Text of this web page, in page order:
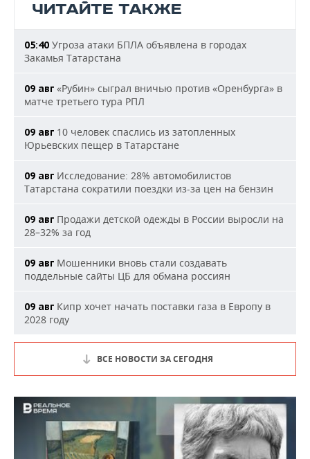
ЧИТАЙТЕ ТАКЖЕ
05:40 Угроза атаки БПЛА объявлена в городах
Закамья Татарстана
09 авг «Рубин» сыграл вничью против «Оренбурга» в
матче третьего тура РПЛ
09 авг 10 человек спаслись из затопленных
Юрьевских пещер в Татарстане
09 авг Исследование: 28% автомобилистов
Татарстана сократили поездки из-за цен на бензин
09 авг Продажи детской одежды в России выросли на
28–32% за год
09 авг Мошенники вновь стали создавать
поддельные сайты ЦБ для обмана россиян
09 авг Кипр хочет начать поставки газа в Европу в
2028 году
ВСЕ НОВОСТИ ЗА СЕГОДНЯ